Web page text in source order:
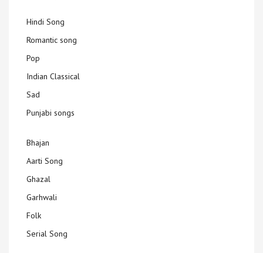
Hindi Song
Romantic song
Pop
Indian Classical
Sad
Punjabi songs
Bhajan
Aarti Song
Ghazal
Garhwali
Folk
Serial Song